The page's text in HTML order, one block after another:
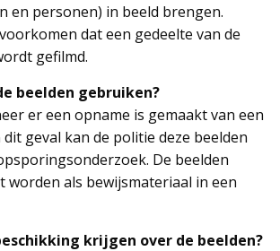
en personen) in beeld brengen.
dat een gedeelte van de
gefilmd.
beelden gebruiken?
er een opname is gemaakt van een
geval kan de politie deze beelden
De beelden
als bewijsmateriaal in een
krijgen over de beelden?